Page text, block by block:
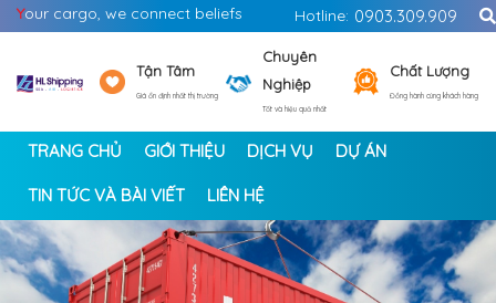
Your cargo, we connect beliefs Hotline: 0903.309.909
Tận Tâm
Giá ổn định nhất thị trường
Chuyên
Nghiệp
Tốt và hiệu quả nhất
Chất Lượng
Đồng hành cùng khách hàng
TRANG CHỦ GIỚI THIỆU DỊCH VỤ DỰ ÁN
TIN TỨC VÀ BÀI VIẾT LIÊN HỆ